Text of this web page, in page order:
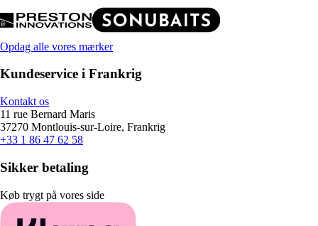
Opdag alle vores mærker
Kundeservice i Frankrig
Kontakt os
11 rue Bernard Maris
37270 Montlouis-sur-Loire, Frankrig
+33 1 86 47 62 58
Sikker betaling
Køb trygt på vores side